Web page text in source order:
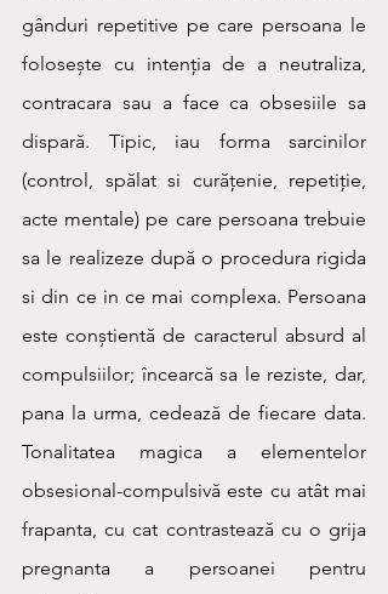
gânduri repetitive pe care persoana le
folosește cu intenția de a neutraliza,
contracara sau a face ca obsesiile sa
dispară. Tipic, iau forma sarcinilor
(control, spălat si curățenie, repetiție,
acte mentale) pe care persoana trebuie
sa le realizeze după o procedura rigida
si din ce in ce mai complexa. Persoana
este conștientă de caracterul absurd al
compulsiilor; încearcă sa le reziste, dar,
pana la urma, cedează de fiecare data.
Tonalitatea magica a elementelor
obsesional-compulsivă este cu atât mai
frapanta, cu cat contrastează cu o grija
pregnanta a persoanei pentru